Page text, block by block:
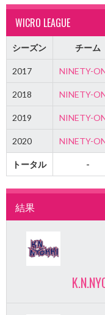
WICRO LEAGUE
シーズン チーム
2017 NINETY-
2018 NINETY-
2019 NINETY-
2020 NINETY-
トータル -
結果